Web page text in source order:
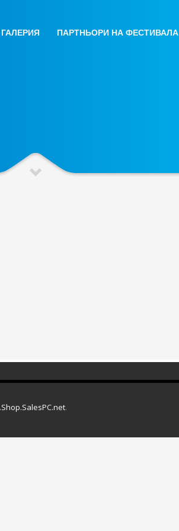
ГАЛЕРИЯ ПАРТНЬОРИ НА ФЕСТИВАЛА
.